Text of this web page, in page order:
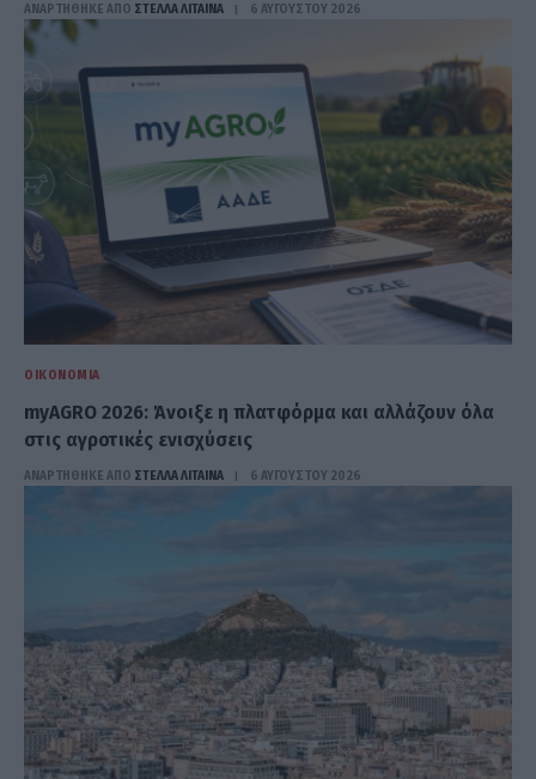
ΑΝΑΡΤΗΘΗΚΕ ΑΠΟ ΣΤΈΛΛΑ ΛΊΤΑΙΝΑ 6 ΑΥΓΟΎΣΤΟΥ 2026
ΟΙΚΟΝΟΜΊΑ
myAGRO 2026: Άνοιξε η πλατφόρμα και αλλάζουν όλα
στις αγροτικές ενισχύσεις
ΑΝΑΡΤΗΘΗΚΕ ΑΠΟ ΣΤΈΛΛΑ ΛΊΤΑΙΝΑ 6 ΑΥΓΟΎΣΤΟΥ 2026